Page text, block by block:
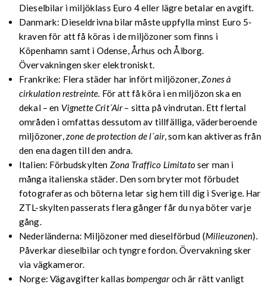
Dieselbilar i miljöklass Euro 4 eller lägre betalar en avgift.
Danmark: Dieseldrivna bilar måste uppfylla minst Euro 5-
kraven för att få köras i de miljözoner som finns i
Köpenhamn samt i Odense, Århus och Ålborg.
Övervakningen sker elektroniskt.
Frankrike: Flera städer har infört miljözoner,Zones à
cirkulation restreinte. För att få köra i en miljözon ska en
dekal – en Vignette Crit´Air– sitta på vindrutan. Ett flertal
områden i omfattas dessutom av tillfälliga, väderberoende
miljözoner,zone de protection de l´air, som kan aktiveras från
den ena dagen till den andra.
Italien: Förbudskylten Zona Traffico Limitatoser man i
många italienska städer. Den som bryter mot förbudet
fotograferas och böterna letar sig hem till dig i Sverige. Har
ZTL-skylten passerats flera gånger får du nya böter varje
gång.
Nederländerna: Miljözoner med dieselförbud (Milieuzonen).
Påverkar dieselbilar och tyngre fordon. Övervakning sker
via vägkameror.
Norge: Vägavgifter kallasbompengaroch är rätt vanligt